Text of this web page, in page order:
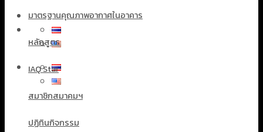
มาตรฐานคุณภาพอากาศในอาคาร
หลักสูตร
IAQ Star
สมาชิกสมาคมฯ
ปฏิทินกิจกรรม